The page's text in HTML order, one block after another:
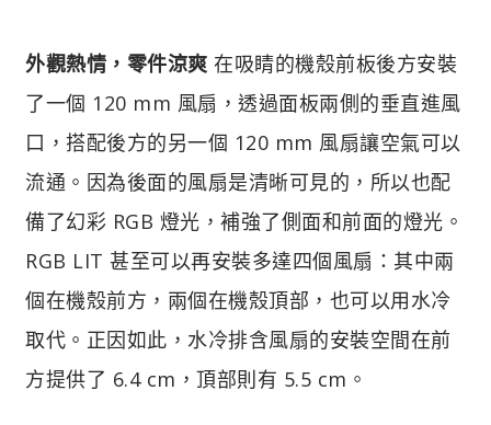
外觀熱情，零件涼爽 在吸睛的機殼前板後方安裝
了一個 120 mm 風扇，透過面板兩側的垂直進風
口，搭配後方的另一個 120 mm 風扇讓空氣可以
流通。因為後面的風扇是清晰可見的，所以也配
備了幻彩 RGB 燈光，補強了側面和前面的燈光。
RGB LIT 甚至可以再安裝多達四個風扇：其中兩
個在機殼前方，兩個在機殼頂部，也可以用水冷
取代。正因如此，水冷排含風扇的安裝空間在前
方提供了 6.4 cm，頂部則有 5.5 cm。